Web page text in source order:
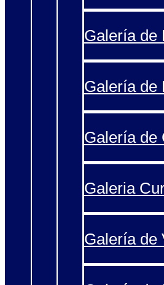
Galería de
Galería de
Galería de
Galeria
Galería de